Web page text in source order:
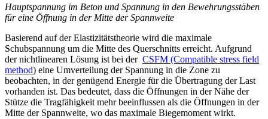
Hauptspannung im Beton und Spannung in den Bewehrungsstäben
für eine Öffnung in der Mitte der Spannweite
Basierend auf der Elastizitätstheorie wird die maximale
Schubspannung um die Mitte des Querschnitts erreicht. Aufgrund
der nichtlinearen Lösung ist bei der CSFM (Compatible stress field
method) eine Umverteilung der Spannung in die Zone zu
beobachten, in der genügend Energie für die Übertragung der Last
vorhanden ist. Das bedeutet, dass die Öffnungen in der Nähe der
Stütze die Tragfähigkeit mehr beeinflussen als die Öffnungen in der
Mitte der Spannweite, wo das maximale Biegemoment wirkt.